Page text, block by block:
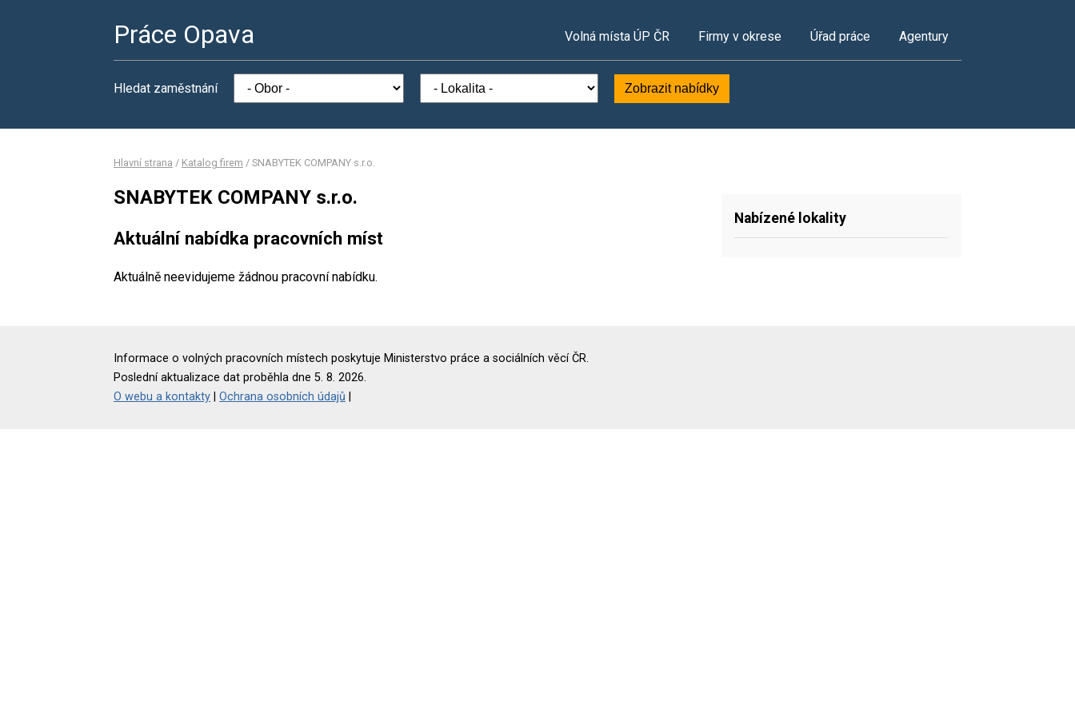
Práce Opava Volná místa ÚP ČR Firmy v okrese Úřad práce Agentury
Hledat zaměstnání Zobrazit nabídky
Hlavní strana / Katalog firem / SNABYTEK COMPANY s.r.o.
SNABYTEK COMPANY s.r.o.
Aktuální nabídka pracovních míst
Aktuálně neevidujeme žádnou pracovní nabídku.
Nabízené lokality
Informace o volných pracovních místech poskytuje Ministerstvo práce a sociálních věcí ČR.
Poslední aktualizace dat proběhla dne 5. 8. 2026.
O webu a kontakty
Ochrana osobních údajů